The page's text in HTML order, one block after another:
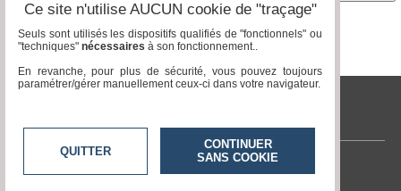
tvlocale.fr
Contactez-nous
Ce site n'utilise AUCUN cookie de "traçage"
Seuls sont utilisés les dispositifs qualifiés de "fonctionnels" ou
"techniques" nécessaires à son fonctionnement..
En revanche, pour plus de sécurité, vous pouvez toujours
paramétrer/gérer manuellement ceux-ci dans votre navigateur.
QUITTER
CONTINUER
SANS COOKIE